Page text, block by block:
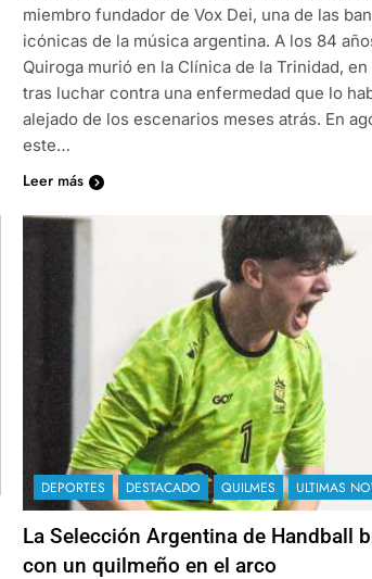
miembro fundador de Vox Dei, una de las
icónicas de la música argentina. A los 84
Quiroga murió en la Clínica de la Trinidad, en
tras luchar contra una enfermedad que lo
alejado de los escenarios meses atrás. En
este…
Leer más
DEPORTES DESTACADO QUILMES ULTIMAS
La Selección Argentina de Handball
con un quilmeño en el arco